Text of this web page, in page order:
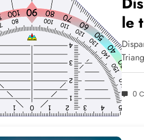
le
0